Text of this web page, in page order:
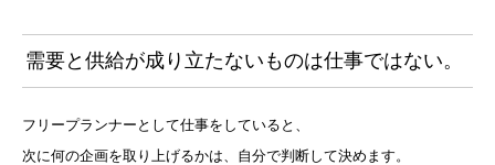
需要と供給が成り立たないものは仕事ではない。
フリープランナーとして仕事をしていると、
次に何の企画を取り上げるかは、自分で判断して決めます。